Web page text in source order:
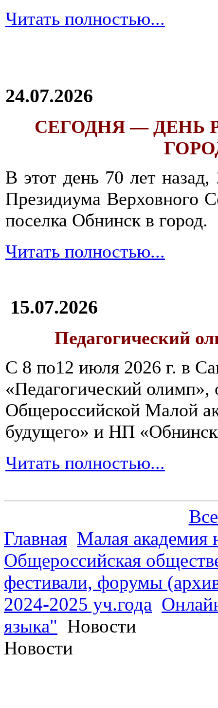
Читать полностью...
24.07.2026
СЕГОДНЯ — ДЕНЬ
В этот день 70 лет
Президиума Верховного
поселка Обнинск в город.
Читать полностью...
15.07.2026
Педагогический
С 8 по12 июля 2026 г. в
«Педагогический олимп»,
Общероссийской Малой
будущего» и НП
Читать полностью...
Главная Малая академия
Общероссийская
фестивали, форумы
2024-2025 уч.года
языка" Новости
Новости